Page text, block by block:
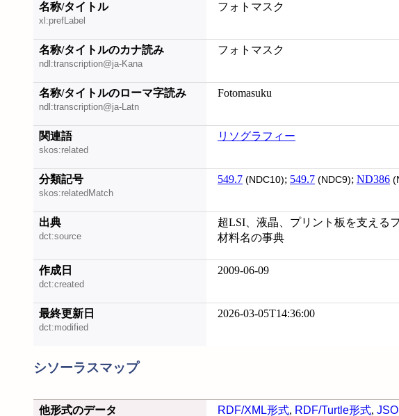
名称/タイトル
xl:prefLabel
フォトマスク
名称/タイトルのカナ読み
ndl:transcription@ja-Kana
フォトマスク
名称/タイトルのローマ字読み
ndl:transcription@ja-Latn
Fotomasuku
関連語
skos:related
リソグラフィー
分類記号
skos:relatedMatch
549.7 (NDC10); 549.7 (NDC9); ND386
出典
dct:source
超LSI、液晶、プリント板を支える
材料名の事典
作成日
dct:created
2009-06-09
最終更新日
dct:modified
2026-03-05T14:36:00
シソーラスマップ
他形式のデータ RDF/XML形式, RDF/Turtle形式,